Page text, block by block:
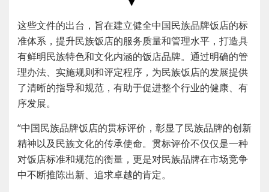
这些文件的出台，旨在建立健全中国民族品牌饭店的标
准体系，提升民族饭店的服务质量和管理水平，打造具
有鲜明民族特色和文化内涵的饭店品牌。通过明确的管
理办法、实施规则和评定程序，为民族饭店的发展提供
了清晰的指导和规范，有助于促进整个行业的健康、有
序发展。
“中国民族品牌饭店的贯标评价，彰显了民族品牌的创新
精神以及民族文化的传承使命。贯标评价不仅仅是一种
对饭店标准和规范的衡量，更是对民族品牌在市场竞争
中不断推陈出新、追求卓越的肯定。